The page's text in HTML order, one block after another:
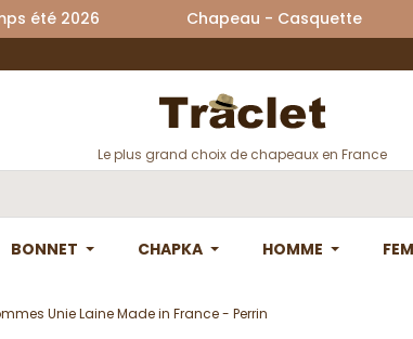
été 2026 Chapeau -
Le plus grand choix de chapeaux en France
BONNET CHAPKA HOMME
Unie Laine Made in France - Perrin